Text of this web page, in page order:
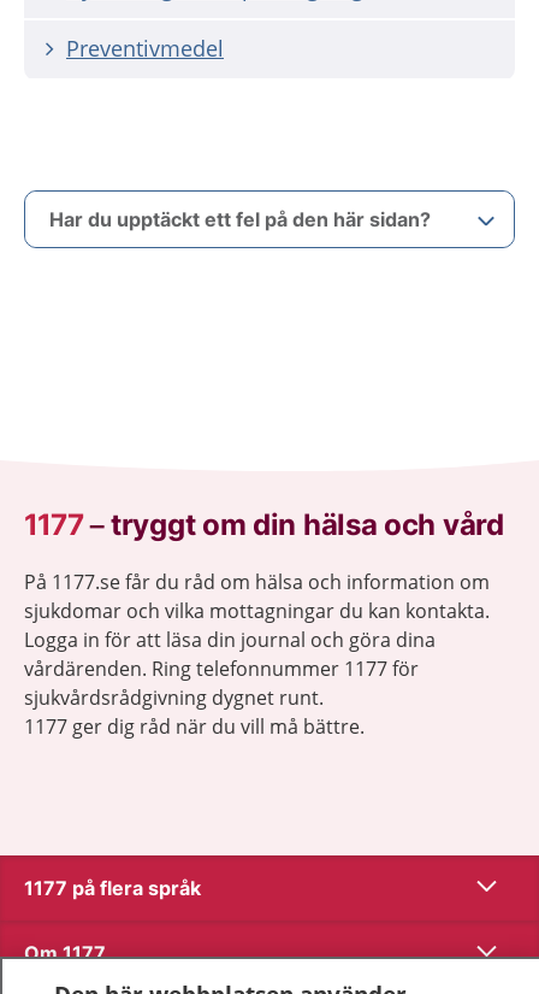
Preventivmedel
Har du upptäckt ett fel på den här sidan?
1177–tryggt om din hälsa och vård
På 1177.se får du råd om hälsa och information om
sjukdomar och vilka mottagningar du kan kontakta.
Logga in för att läsa din journal och göra dina
vårdärenden. Ring telefonnummer 1177 för
sjukvårdsrådgivning dygnet runt.
1177 ger dig råd när du vill må bättre.
1177 på flera språk Visa
Om 1177 Visa